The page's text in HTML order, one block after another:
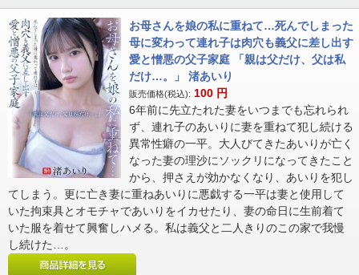
お母さんを娘の私に重ねて…死んでしまった
母に変わって連れ子は肉穴も義父に差し出す
愛と憎悪の父子家庭 「親は父だけ、父は私
だけ…。」 渚あいり
販売価格(税込): 100 円
6年前に先立たれた妻をいつまでも忘れられ
ず、連れ子のあいりに妻を重ねて犯し続ける
異常性癖の一平。大人びてきたあいりが亡く
なった妻の理沙にソックリになってきたこと
から、押さえが効かなくなり、あいりを犯し
てしまう。更に亡き妻に重ねあいりに悪戯する一平は妻と使用して
いた拘束具とオモチャであいりをイカせたり、妻の命日に生前着て
いた服を着せて興奮しハメる。私は義父と二人きりのこの家で我慢
し続けた…。